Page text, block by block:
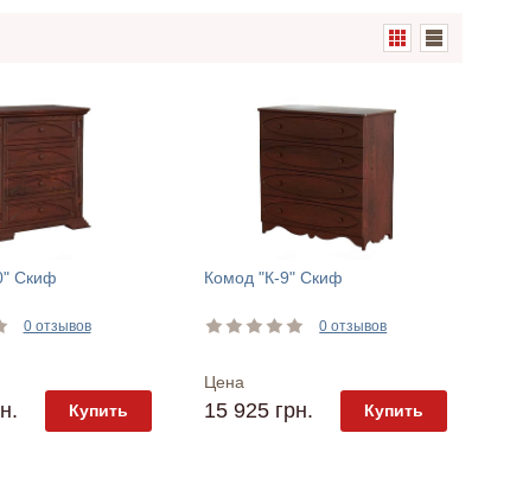
Скиф
0 отзывов
Купить
Комод "К-9" Скиф
0 отзывов
Цена
15 925 грн. Купить